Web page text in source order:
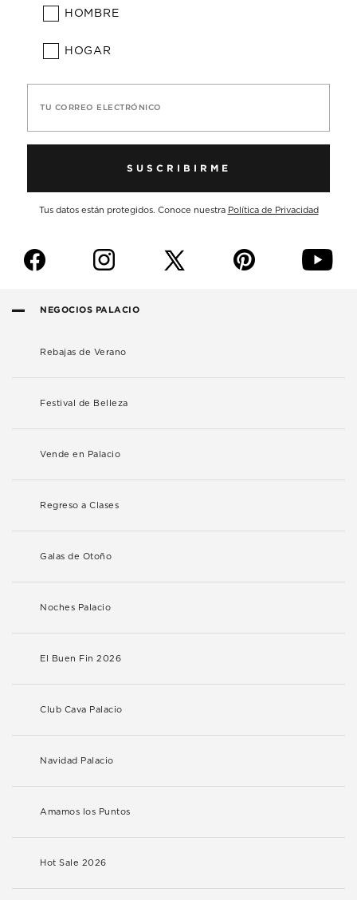
HOMBRE
HOGAR
TU CORREO ELECTRÓNICO
SUSCRIBIRME
Tus datos están protegidos. Conoce nuestra Política de Privacidad
f i p y
NEGOCIOS PALACIO
Rebajas de Verano
Festival de Belleza
Vende en Palacio
Regreso a Clases
Galas de Otoño
Noches Palacio
El Buen Fin 2026
Club Cava Palacio
Navidad Palacio
Amamos los Puntos
Hot Sale 2026